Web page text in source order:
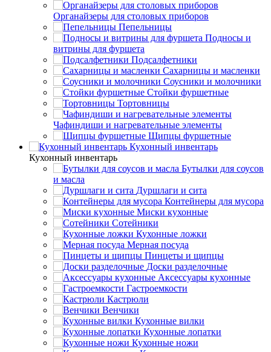
Органайзеры для столовых приборов
Пепельницы
Подносы и
витрины для фуршета
Подсалфетники
Сахарницы и масленки
Соусники и молочники
Стойки фуршетные
Тортовницы
Чафиндиши и нагревательные элементы
Щипцы фуршетные
Кухонный инвентарь
Кухонный инвентарь
Бутылки для соусов
и масла
Дуршлаги и сита
Контейнеры для мусора
Миски кухонные
Сотейники
Кухонные ложки
Мерная посуда
Пинцеты и щипцы
Доски разделочные
Аксессуары кухонные
Гастроемкости
Кастрюли
Венчики
Кухонные вилки
Кухонные лопатки
Кухонные ножи